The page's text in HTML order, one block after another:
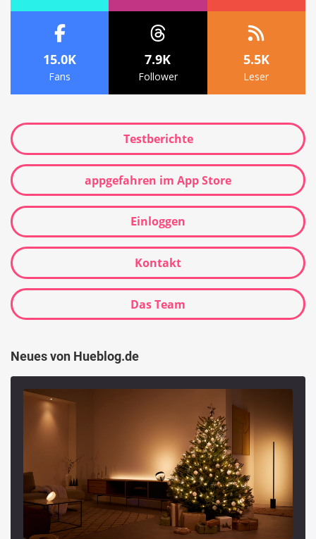
15.0K
Fans
7.9K
Follower
5.5K
Leser
Testberichte
appgefahren im App Store
Einloggen
Kontakt
Das Team
Neues von Hueblog.de